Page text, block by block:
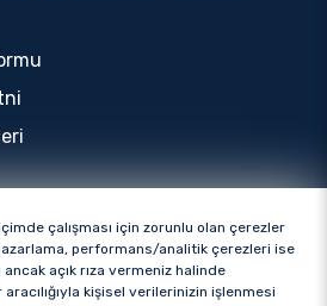
çalışması için zorunlu olan çerezler
performans/analitik çerezleri ise
açık rıza vermeniz halinde
kişisel verilerinizin işlenmesi